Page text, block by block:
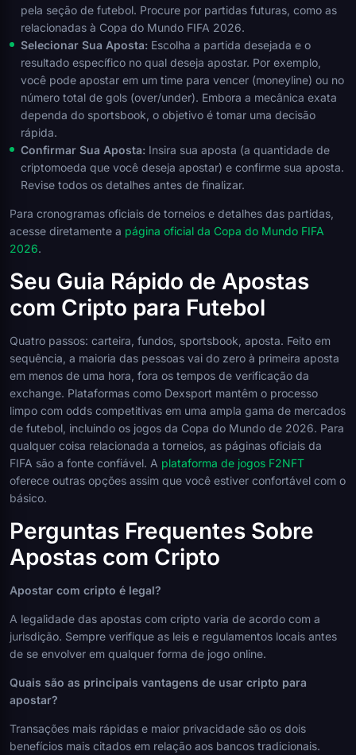
pela seção de futebol. Procure por partidas futuras, como as
relacionadas à Copa do Mundo FIFA 2026.
Selecionar Sua Aposta: Escolha a partida desejada e o
resultado específico no qual deseja apostar. Por exemplo,
você pode apostar em um time para vencer (moneyline) ou no
número total de gols (over/under). Embora a mecânica exata
dependa do sportsbook, o objetivo é tomar uma decisão
rápida.
Confirmar Sua Aposta: Insira sua aposta (a quantidade de
criptomoeda que você deseja apostar) e confirme sua aposta.
Revise todos os detalhes antes de finalizar.
Para cronogramas oficiais de torneios e detalhes das partidas,
acesse diretamente a página oficial da Copa do Mundo FIFA
2026.
Seu Guia Rápido de Apostas
com Cripto para Futebol
Quatro passos: carteira, fundos, sportsbook, aposta. Feito em
sequência, a maioria das pessoas vai do zero à primeira aposta
em menos de uma hora, fora os tempos de verificação da
exchange. Plataformas como Dexsport mantêm o processo
limpo com odds competitivas em uma ampla gama de mercados
de futebol, incluindo os jogos da Copa do Mundo de 2026. Para
qualquer coisa relacionada a torneios, as páginas oficiais da
FIFA são a fonte confiável. A plataforma de jogos F2NFT
oferece outras opções assim que você estiver confortável com o
básico.
Perguntas Frequentes Sobre
Apostas com Cripto
Apostar com cripto é legal?
A legalidade das apostas com cripto varia de acordo com a
jurisdição. Sempre verifique as leis e regulamentos locais antes
de se envolver em qualquer forma de jogo online.
Quais são as principais vantagens de usar cripto para
apostar?
Transações mais rápidas e maior privacidade são os dois
benefícios mais citados em relação aos bancos tradicionais.